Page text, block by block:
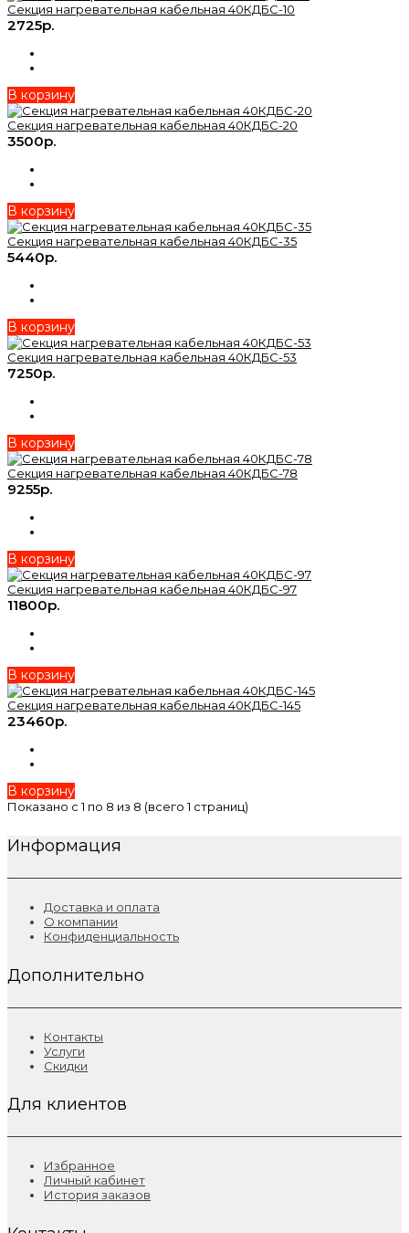
Секция нагревательная кабельная 40КДБС-10
2725р.
В корзину
Секция нагревательная кабельная 40КДБС-20
3500р.
В корзину
Секция нагревательная кабельная 40КДБС-35
5440р.
В корзину
Секция нагревательная кабельная 40КДБС-53
7250р.
В корзину
Секция нагревательная кабельная 40КДБС-78
9255р.
В корзину
Секция нагревательная кабельная 40КДБС-97
11800р.
В корзину
Секция нагревательная кабельная 40КДБС-145
23460р.
В корзину
Показано с 1 по 8 из 8 (всего 1 страниц)
Информация
Доставка и оплата
О компании
Конфиденциальность
Дополнительно
Контакты
Услуги
Скидки
Для клиентов
Избранное
Личный кабинет
История заказов